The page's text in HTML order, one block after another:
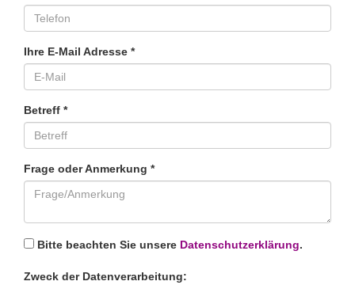
Ihre E-Mail Adresse *
Betreff *
Frage oder Anmerkung *
Bitte beachten Sie unsere Datenschutzerklärung.
Zweck der Datenverarbeitung: